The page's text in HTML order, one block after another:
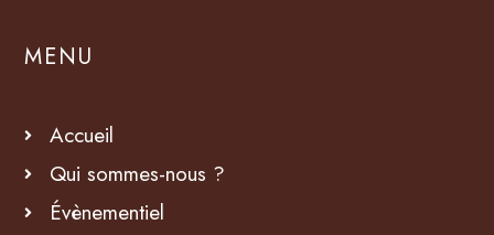
MENU
Accueil
Qui sommes-nous ?
Évènementiel